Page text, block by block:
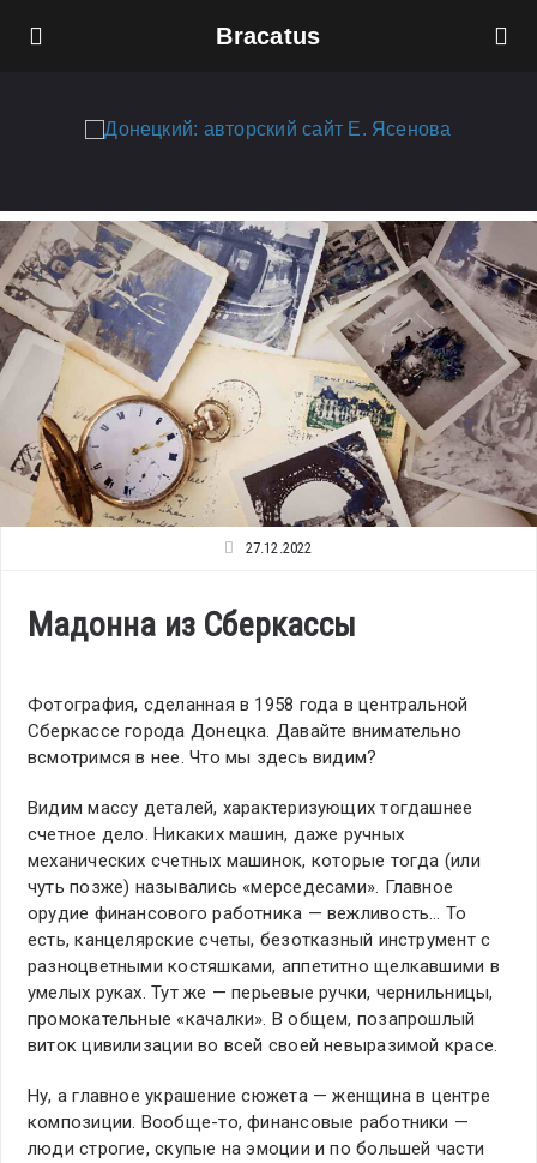
Bracatus
27.12.2022
Мадонна из Сберкассы
Фотография, сделанная в 1958 года в центральной
Сберкассе города Донецка. Давайте внимательно
всмотримся в нее. Что мы здесь видим?
Видим массу деталей, характеризующих тогдашнее
счетное дело. Никаких машин, даже ручных
механических счетных машинок, которые тогда (или
чуть позже) назывались «мерседесами». Главное
орудие финансового работника — вежливость… То
есть, канцелярские счеты, безотказный инструмент с
разноцветными костяшками, аппетитно щелкавшими в
умелых руках. Тут же — перьевые ручки, чернильницы,
промокательные «качалки». В общем, позапрошлый
виток цивилизации во всей своей невыразимой красе.
Ну, а главное украшение сюжета — женщина в центре
композиции. Вообще-то, финансовые работники —
люди строгие, скупые на эмоции и по большей части